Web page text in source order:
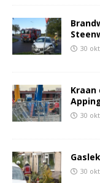
30
30
30